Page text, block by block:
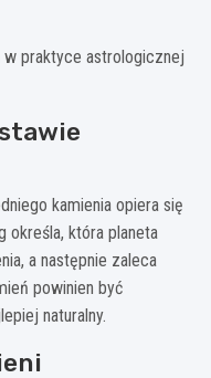
w praktyce astrologicznej
kamienia opiera się
określa, która planeta
a następnie zaleca
powinien być
naturalny.